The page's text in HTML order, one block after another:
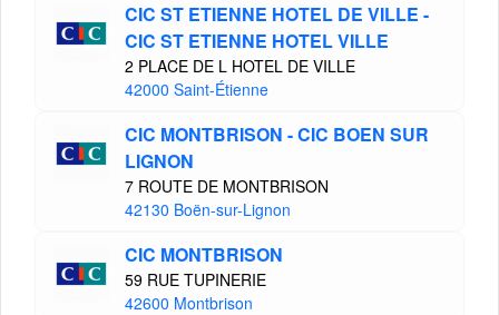
CIC ST ETIENNE HOTEL DE VILLE -
CIC ST ETIENNE HOTEL VILLE
2 PLACE DE L HOTEL DE VILLE
42000 Saint-Étienne
CIC MONTBRISON - CIC BOEN SUR
LIGNON
7 ROUTE DE MONTBRISON
42130 Boën-sur-Lignon
CIC MONTBRISON
59 RUE TUPINERIE
42600 Montbrison